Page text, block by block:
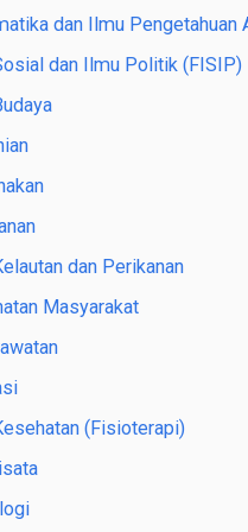
dan Ilmu Pengetahuan
dan Ilmu Politik (FISIP)
dan Perikanan
Masyarakat
(Fisioterapi)